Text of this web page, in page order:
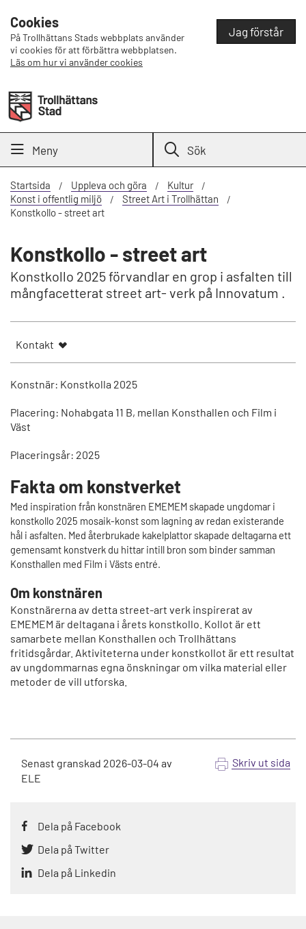
Cookies
På Trollhättans Stads webbplats använder
vi cookies för att förbättra webbplatsen.
Läs om hur vi använder cookies
Jag förstår
Meny Sök
Startsida Uppleva och göra
Kultur
Konst i offentlig miljö
Street Art i Trollhättan
Konstkollo - street art
Konstkollo - street art
Konstkollo 2025 förvandlar en grop i asfalten till
mångfacetterat street art- verk på Innovatum .
Kontakt
Konstnär: Konstkolla 2025
Placering: Nohabgata 11 B, mellan Konsthallen och Film i
Väst
Placeringsår: 2025
Fakta om konstverket
Med inspiration från konstnären EMEMEM skapade ungdomar i
konstkollo 2025 mosaik-konst som lagning av redan existerande
hål i asfalten. Med återbrukade kakelplattor skapade deltagarna ett
gemensamt konstverk du hittar intill bron som binder samman
Konsthallen med Film i Västs entré.
Om konstnären
Konstnärerna av detta street-art verk inspirerat av
EMEMEM är deltagana i årets konstkollo. Kollot är ett
samarbete mellan Konsthallen och Trollhättans
fritidsgårdar. Aktiviteterna under konstkollot är ett resultat
av ungdommarnas egna önskningar om vilka material eller
metoder de vill utforska.
Senast granskad 2026-03-04 av
ELE
Skriv ut sida
Dela på Facebook
Dela på Twitter
Dela på Linkedin